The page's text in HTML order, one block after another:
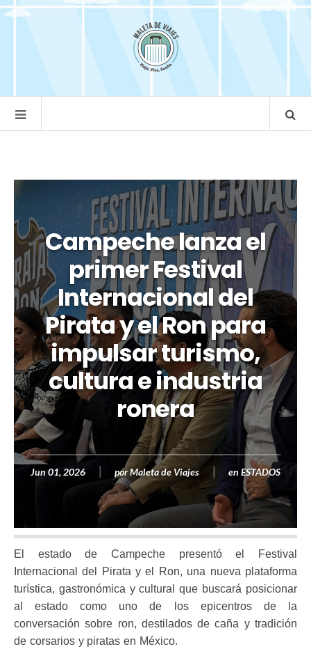
Campeche lanza el
primer Festival
Internacional del
Pirata y el Ron para
impulsar turismo,
cultura e industria
ronera
Jun 01, 2026 porMaleta de Viajes en ESTADOS
El estado de Campeche presentó el Festival
Internacional del Pirata y el Ron, una nueva plataforma
turística, gastronómica y cultural que buscará posicionar
al estado como uno de los epicentros de la
conversación sobre ron, destilados de caña y tradición
de corsarios y piratas en México.